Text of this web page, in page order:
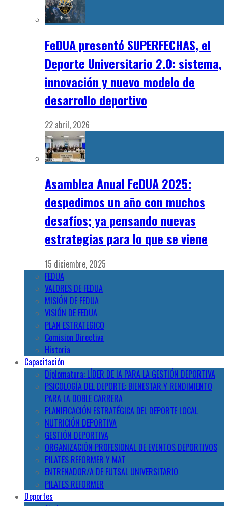
FeDUA presentó SUPERFECHAS, el
Deporte Universitario 2.0: sistema,
innovación y nuevo modelo de
desarrollo deportivo
22 abril, 2026
Asamblea Anual FeDUA 2025:
despedimos un año con muchos
desafíos; ya pensando nuevas
estrategias para lo que se viene
15 diciembre, 2025
FEDUA
VALORES DE FEDUA
MISIÓN DE FEDUA
VISIÓN DE FEDUA
PLAN ESTRATEGICO
Comision Directiva
Historia
Capacitación
Diplomatura: LÍDER DE IA PARA LA GESTIÓN DEPORTIVA
PSICOLOGÍA DEL DEPORTE: BIENESTAR Y RENDIMIENTO
PARA LA DOBLE CARRERA
PLANIFICACIÓN ESTRATÉGICA DEL DEPORTE LOCAL
NUTRICIÓN DEPORTIVA
GESTIÓN DEPORTIVA
ORGANIZACIÓN PROFESIONAL DE EVENTOS DEPORTIVOS
PILATES REFORMER Y MAT
ENTRENADOR/A DE FUTSAL UNIVERSITARIO
PILATES REFORMER
Deportes